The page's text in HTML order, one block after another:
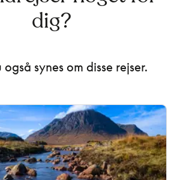
dig?
også synes om disse rejser.